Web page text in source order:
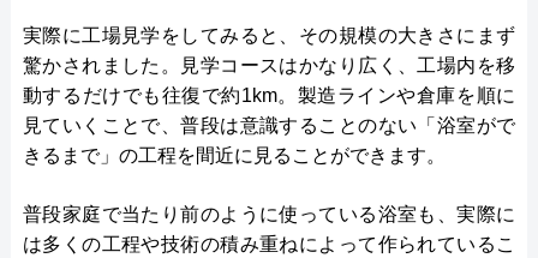
実際に工場見学をしてみると、その規模の大きさにまず
驚かされました。見学コースはかなり広く、工場内を移
動するだけでも往復で約1km。製造ラインや倉庫を順に
見ていくことで、普段は意識することのない「浴室がで
きるまで」の工程を間近に見ることができます。
普段家庭で当たり前のように使っている浴室も、実際に
は多くの工程や技術の積み重ねによって作られているこ